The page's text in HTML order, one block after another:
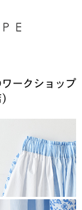
ークショップ
)